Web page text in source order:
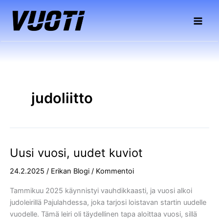
sisältöön
judoliitto
Uusi vuosi, uudet kuviot
24.2.2025 / Erikan Blogi / Kommentoi
Tammikuu 2025 käynnistyi vauhdikkaasti, ja vuosi alkoi
judoleirillä Pajulahdessa, joka tarjosi loistavan startin uudelle
vuodelle. Tämä leiri oli täydellinen tapa aloittaa vuosi, sillä
Uusi
uudet
kuviot